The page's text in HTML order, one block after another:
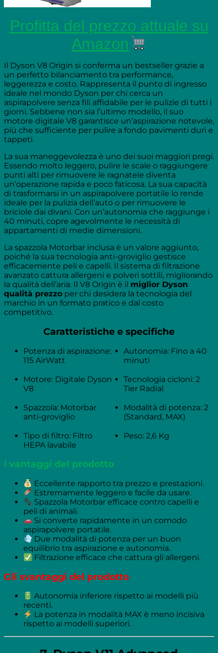
Profitta del prezzo attuale su
Amazon
Il Dyson V8 Origin si conferma un bestseller grazie a
un perfetto bilanciamento tra performance,
leggerezza e costo. Rappresenta il punto di ingresso
ideale nel mondo Dyson per chi cerca un
aspirapolvere senza fili affidabile per le pulizie di tutti i
giorni. Sebbene non sia l’ultimo modello, il suo
motore digitale V8 garantisce un’aspirazione notevole,
più che sufficiente per pulire a fondo pavimenti duri e
tappeti.
La sua maneggevolezza è uno dei suoi maggiori pregi.
Essendo molto leggero, pulire le scale o raggiungere
punti alti per rimuovere le ragnatele diventa
un’operazione rapida e poco faticosa. La sua capacità
di trasformarsi in un aspirapolvere portatile lo rende
ideale per la pulizia dell’auto o per rimuovere le
briciole dai divani. Con un’autonomia che raggiunge i
40 minuti, copre agevolmente le necessità di
appartamenti di medie dimensioni.
La spazzola Motorbar inclusa è un valore aggiunto,
poiché la sua tecnologia anti-groviglio gestisce
efficacemente peli e capelli. Il sistema di filtrazione
avanzato cattura allergeni e polveri sottili, migliorando
la qualità dell’aria. Il V8 Origin è il miglior Dyson
qualità prezzo per chi desidera la tecnologia del
marchio in un formato pratico e dal costo
competitivo.
Caratteristiche e specifiche
Potenza di aspirazione:
115 AirWatt
Autonomia: Fino a 40
minuti
Motore: Digitale Dyson
V8
Tecnologia cicloni: 2
Tier Radial
Spazzola: Motorbar
anti-groviglio
Modalità di potenza: 2
(Standard, MAX)
Tipo di filtro: Filtro
HEPA lavabile
Peso: 2,6 Kg
I vantaggi del prodotto
Eccellente rapporto tra prezzo e prestazioni.
Estremamente leggero e facile da usare.
Spazzola Motorbar efficace contro capelli e
peli di animali.
Si converte rapidamente in un comodo
aspirapolvere portatile.
Due modalità di potenza per un buon
equilibrio tra aspirazione e autonomia.
Filtrazione efficace che cattura gli allergeni.
Gli svantaggi del prodotto
Autonomia inferiore rispetto ai modelli più
recenti.
La potenza in modalità MAX è meno incisiva
rispetto ai modelli superiori.